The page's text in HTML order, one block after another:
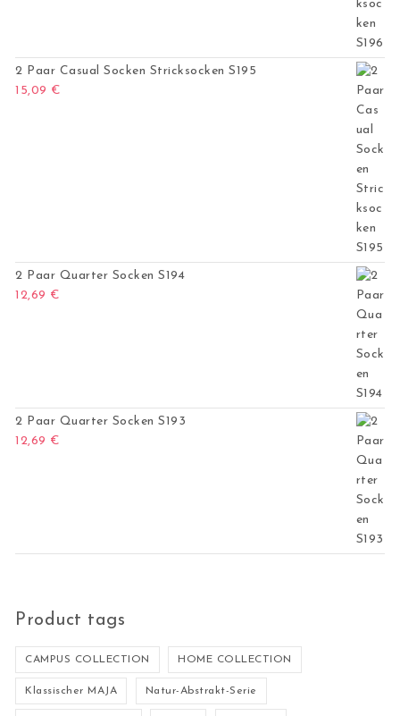
2 Paar Casual Socken Stricksocken S195
15,09 €
2 Paar Quarter Socken S194
12,69 €
2 Paar Quarter Socken S193
12,69 €
Product tags
CAMPUS COLLECTION HOME COLLECTION
Klassischer MAJA Natur-Abstrakt-Serie